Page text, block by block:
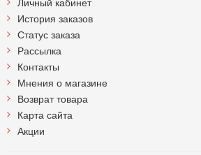
История заказов
Статус заказа
Рассылка
Контакты
Мнения о магазине
Возврат товара
Карта сайта
Акции